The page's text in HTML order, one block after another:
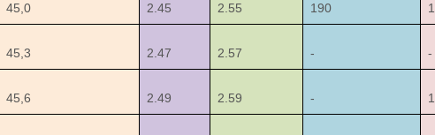
45,0 2.45 2.55 190
45,3 2.47 2.57 - -
45,6 2.49 2.59 -